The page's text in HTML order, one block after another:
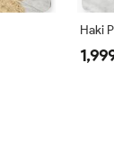
Haki